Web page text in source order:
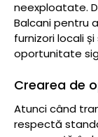
neexploatate.
Balcani pentru
furnizori locali
oportunitate
Crearea de
Atunci când
respectă